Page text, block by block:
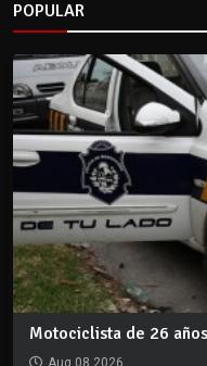
POPULAR
Motociclista de 26
Aug 08 2026